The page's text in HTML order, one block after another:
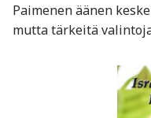
Paimenen äänen
mutta tärkeitä